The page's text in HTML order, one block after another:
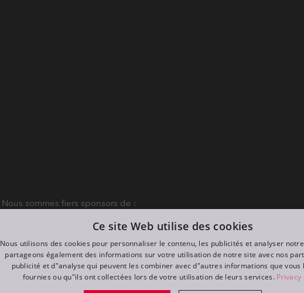
Nous sommes fiers sponsors de :
Ce site Web utilise des cookies
Nous utilisons des cookies pour personnaliser le contenu, les publicités et analyser
partageons également des informations sur votre utilisation de notre site avec nos
publicité et d"analyse qui peuvent les combiner avec d"autres informations que vous
fournies ou qu"ils ont collectées lors de votre utilisation de leurs services. Privacy